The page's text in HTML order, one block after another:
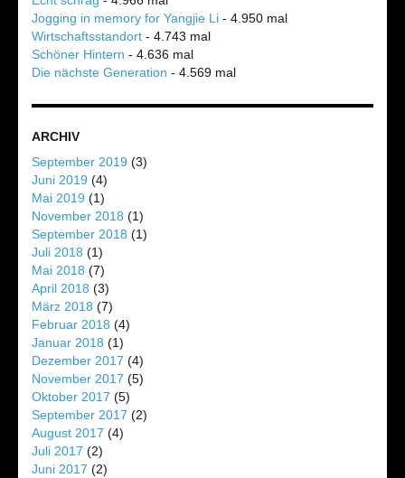
Jogging in memory for Yangjie Li - 4.950 mal
Wirtschaftsstandort - 4.743 mal
Schöner Hintern - 4.636 mal
Die nächste Generation - 4.569 mal
ARCHIV
September 2019 (3)
Juni 2019 (4)
Mai 2019 (1)
November 2018 (1)
September 2018 (1)
Juli 2018 (1)
Mai 2018 (7)
April 2018 (3)
März 2018 (7)
Februar 2018 (4)
Januar 2018 (1)
Dezember 2017 (4)
November 2017 (5)
Oktober 2017 (5)
September 2017 (2)
August 2017 (4)
Juli 2017 (2)
Juni 2017 (2)